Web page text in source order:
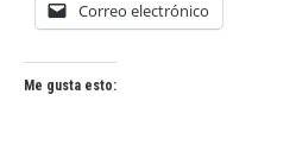
Correo electrónico
Me gusta esto: